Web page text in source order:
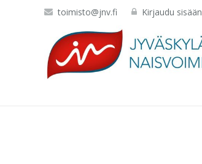
toimisto@jnv.fi Kirjaudu sisään